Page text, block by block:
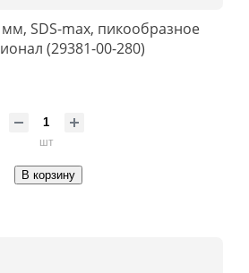
SDS-max, пикообразное
(29381-00-280)
шт
В корзину